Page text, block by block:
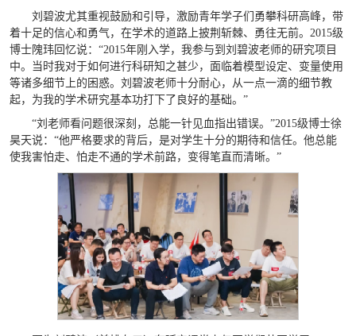
刘碧波尤其重视鼓励和引导，激励青年学子们勇攀科研高峰，带
着十足的信心和勇气，在学术的道路上披荆斩棘、勇往无前。2015级
博士隗玮回忆说：“2015年刚入学，我参与到刘碧波老师的研究项目
中。当时我对于如何进行科研知之甚少，面临着模型设定、变量使用
等诸多细节上的困惑。刘碧波老师十分耐心，从一点一滴的细节教
起，为我的学术研究基本功打下了良好的基础。”
“刘老师看问题很深刻，总能一针见血指出错误。”2015级博士徐
昊天说：“他严格要求的背后，是对学生十分的期待和信任。他总能
使我害怕走、怕走不通的学术前路，变得笔直而清晰。”